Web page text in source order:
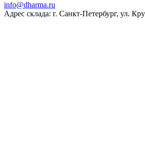
ur.amrahd@ofni
Адрес склада: г. Санкт-Петербург, ул.